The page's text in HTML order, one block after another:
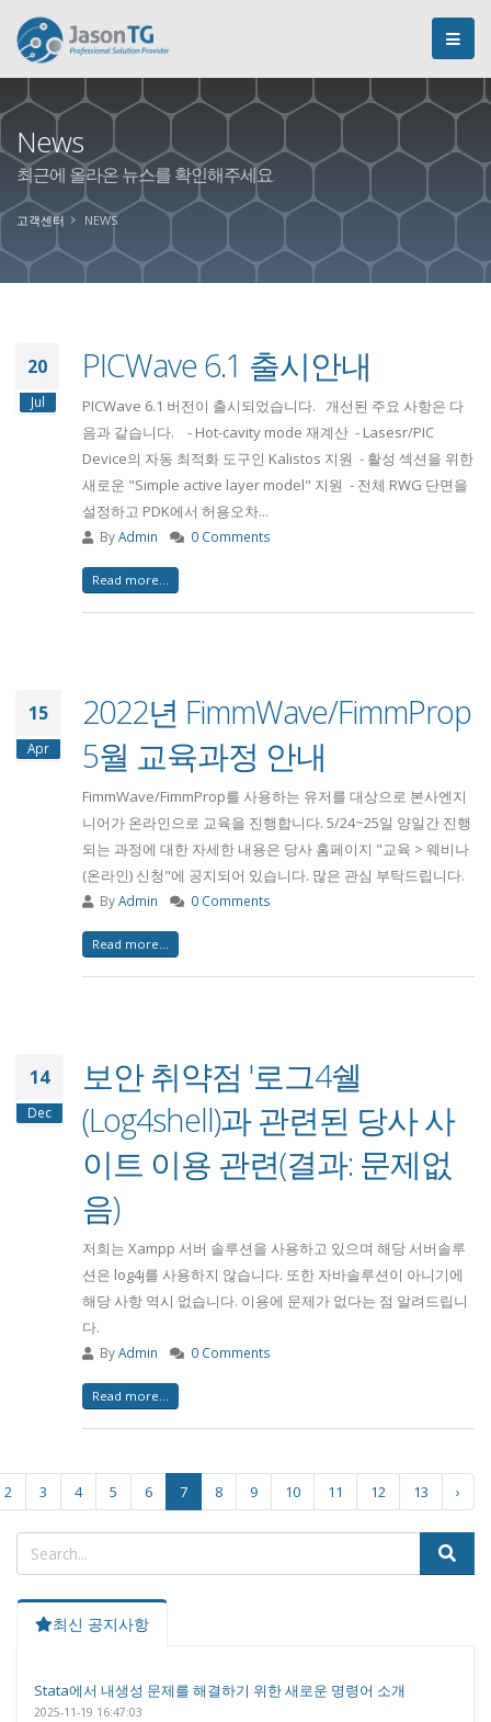
News
최근에 올라온 뉴스를 확인해주세요.
고객센터 NEWS
20
Jul
PICWave 6.1 출시안내
PICWave 6.1 버전이 출시되었습니다. 개선된 주요 사항은 다
음과 같습니다. - Hot-cavity mode 재계산 - Lasesr/PIC
Device의 자동 최적화 도구인 Kalistos 지원 - 활성 섹션을 위한
새로운 "Simple active layer model" 지원 - 전체 RWG 단면을
설정하고 PDK에서 허용오차...
ByAdmin 0 Comments
Read more...
15
Apr
2022년 FimmWave/FimmProp
5월 교육과정 안내
FimmWave/FimmProp를 사용하는 유저를 대상으로 본사엔지
니어가 온라인으로 교육을 진행합니다. 5/24~25일 양일간 진행
되는 과정에 대한 자세한 내용은 당사 홈페이지 "교육 > 웨비나
(온라인) 신청"에 공지되어 있습니다. 많은 관심 부탁드립니다.
ByAdmin 0 Comments
Read more...
14
Dec
보안 취약점 '로그4쉘
(Log4shell)과 관련된 당사 사
이트 이용 관련(결과: 문제없
음)
저희는 Xampp 서버 솔루션을 사용하고 있으며 해당 서버솔루
션은 log4j를 사용하지 않습니다. 또한 자바솔루션이 아니기에
해당 사항 역시 없습니다. 이용에 문제가 없다는 점 알려드립니
다.
ByAdmin 0 Comments
Read more...
2 3 4 5 6 7 8 9 10 11 12 13 ›
최신 공지사항
Stata에서 내생성 문제를 해결하기 위한 새로운 명령어 소개
2025-11-19 16:47:03